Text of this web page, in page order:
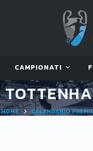
CAMPIONATI
HOME CALENDARIO